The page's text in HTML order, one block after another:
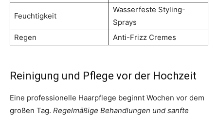
Feuchtigkeit
Wasserfeste Styling-
Sprays
Regen
Anti-Frizz Cremes
Reinigung und Pflege vor der Hochzeit
Eine professionelle Haarpflege beginnt Wochen vor dem
großen Tag. Regelmäßige Behandlungen und sanfte